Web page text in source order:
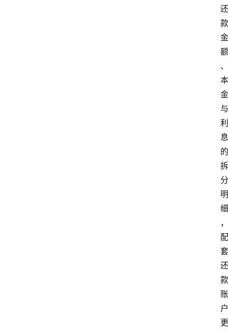
还
款
金
额
、
本
金
与
利
息
的
拆
分
明
细
，
配
套
还
款
账
户
更